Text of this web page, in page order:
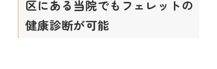
区にある当院でもフェレットの
健康診断が可能